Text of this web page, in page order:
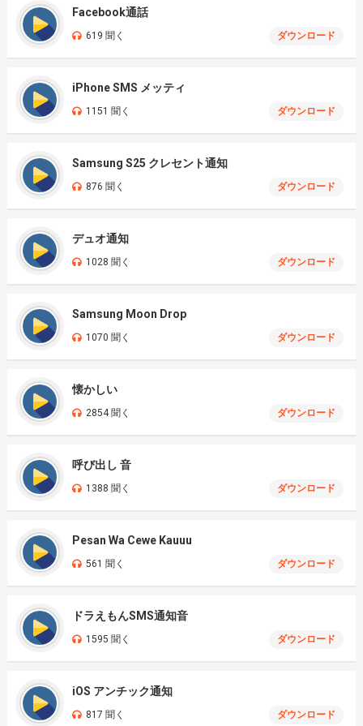
Facebook通話
619 聞く ダウンロード
iPhone SMS メッティ
1151 聞く ダウンロード
Samsung S25 クレセント通知
876 聞く ダウンロード
デュオ通知
1028 聞く ダウンロード
Samsung Moon Drop
1070 聞く ダウンロード
懐かしい
2854 聞く ダウンロード
呼び出し 音
1388 聞く ダウンロード
Pesan Wa Cewe Kauuu
561 聞く ダウンロード
ドラえもんSMS通知音
1595 聞く ダウンロード
iOS アンチック通知
817 聞く ダウンロード